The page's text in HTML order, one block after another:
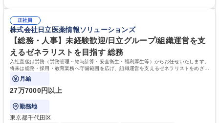
募集職種 【大阪・京都・滋賀】営業事務 ※未経験可
えて、お客様や社員の状況に合わせ、能動的なサポート、改善の動きも期
待され。組織を支えるスペシャリストとして、チームに貢献し、結果的に
社員から頼られる存在になることができます。平均19:30の退勤以降の業
務の持ち帰りも禁止されており、メリハリのある働き方となります。 学
歴・資格 学歴：大学院 大学 高専 短大 語学力： 資格：
正社員
株式会社日立医薬情報ソリューションズ
【総務・人事】未経験歓迎/日立グループ/組織運営を支
えるゼネラリストを目指す 総務
入社直後は労務（労務管理・給与計算・安全衛生・福利厚生等）からお任せいたします。
将来は総務・採用・教育業務へ守備範囲を広げ、組織運営を支えるゼネラリストをめざせ
ます。
月給
27万7000円以上
勤務地
東京都千代田区